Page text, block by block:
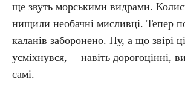
ще звуть морськими видрами.
нищили необачні мисливці. Тепер
каланів заборонено. Ну, а що звірі
усміхнувся,— навіть дорогоцінні,
самі.